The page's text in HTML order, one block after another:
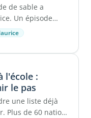
de sable a
Un épisode
l'école :
le pas
une liste déjà
Plus de 60 nations